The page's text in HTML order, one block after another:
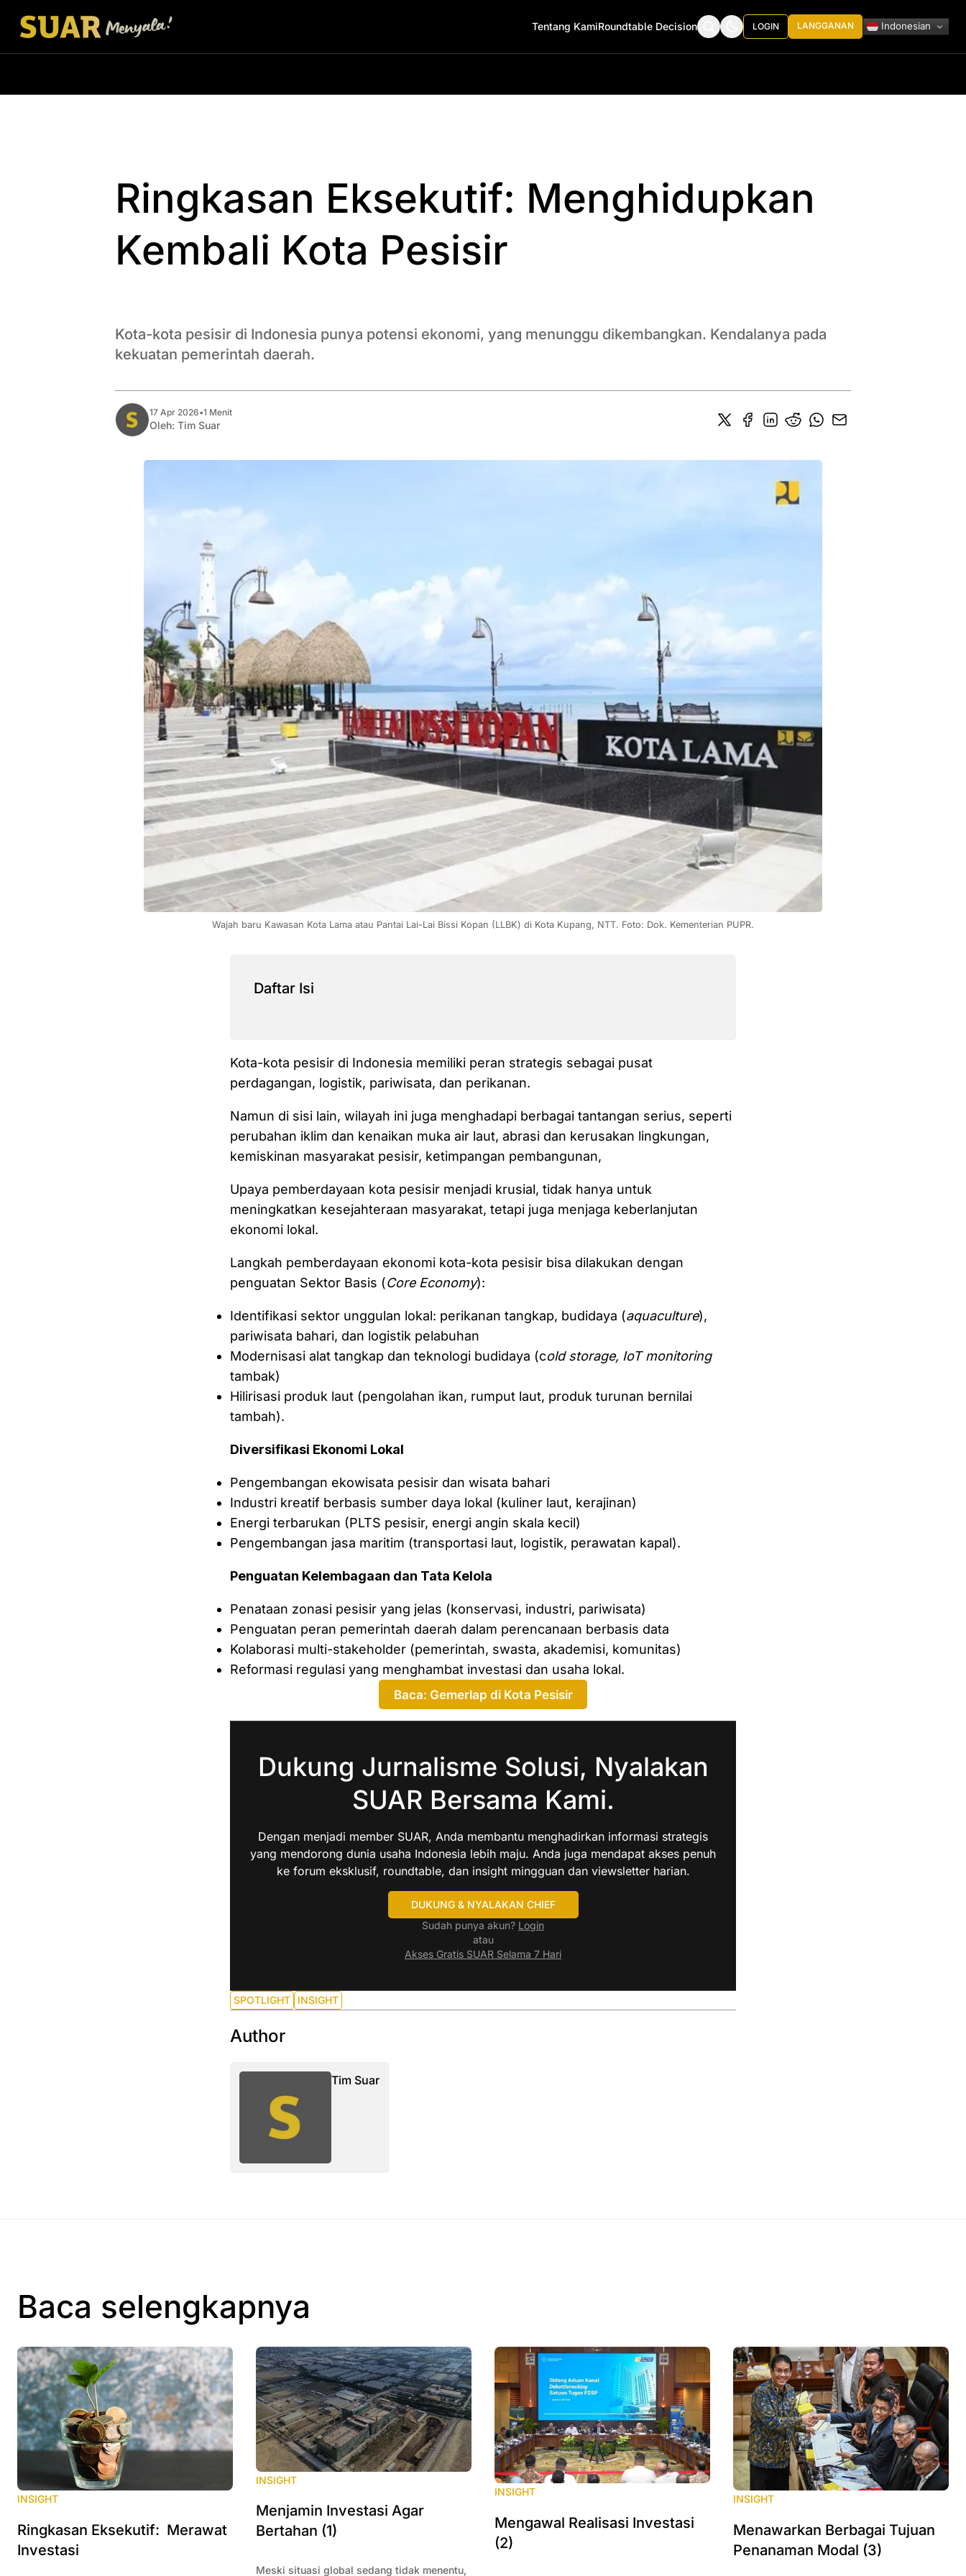
Tentang KamiRoundtable Decision LOGIN LANGGANAN Indonesian
Ringkasan Eksekutif: Menghidupkan
Kembali Kota Pesisir
Kota-kota pesisir di Indonesia punya potensi ekonomi, yang menunggu dikembangkan. Kendalanya pada
kekuatan pemerintah daerah.
17 Apr 2026•1 Menit
Oleh: Tim Suar
Wajah baru Kawasan Kota Lama atau Pantai Lai-Lai Bissi Kopan (LLBK) di Kota Kupang, NTT. Foto: Dok. Kementerian PUPR.
Daftar Isi
Kota-kota pesisir di Indonesia memiliki peran strategis sebagai pusat
perdagangan, logistik, pariwisata, dan perikanan.
Namun di sisi lain, wilayah ini juga menghadapi berbagai tantangan serius, seperti
perubahan iklim dan kenaikan muka air laut, abrasi dan kerusakan lingkungan,
kemiskinan masyarakat pesisir, ketimpangan pembangunan,
Upaya pemberdayaan kota pesisir menjadi krusial, tidak hanya untuk
meningkatkan kesejahteraan masyarakat, tetapi juga menjaga keberlanjutan
ekonomi lokal.
Langkah pemberdayaan ekonomi kota-kota pesisir bisa dilakukan dengan
penguatan Sektor Basis (Core Economy):
Identifikasi sektor unggulan lokal: perikanan tangkap, budidaya (aquaculture),
pariwisata bahari, dan logistik pelabuhan
Modernisasi alat tangkap dan teknologi budidaya (cold storage, IoT monitoring
tambak)
Hilirisasi produk laut (pengolahan ikan, rumput laut, produk turunan bernilai
tambah).
Diversifikasi Ekonomi Lokal
Pengembangan ekowisata pesisir dan wisata bahari
Industri kreatif berbasis sumber daya lokal (kuliner laut, kerajinan)
Energi terbarukan (PLTS pesisir, energi angin skala kecil)
Pengembangan jasa maritim (transportasi laut, logistik, perawatan kapal).
Penguatan Kelembagaan dan Tata Kelola
Penataan zonasi pesisir yang jelas (konservasi, industri, pariwisata)
Penguatan peran pemerintah daerah dalam perencanaan berbasis data
Kolaborasi multi-stakeholder (pemerintah, swasta, akademisi, komunitas)
Reformasi regulasi yang menghambat investasi dan usaha lokal.
Baca: Gemerlap di Kota Pesisir
Dukung Jurnalisme Solusi, Nyalakan
SUAR Bersama Kami.
Dengan menjadi member SUAR, Anda membantu menghadirkan informasi strategis
yang mendorong dunia usaha Indonesia lebih maju. Anda juga mendapat akses penuh
ke forum eksklusif, roundtable, dan insight mingguan dan viewsletter harian.
DUKUNG & NYALAKAN CHIEF
Sudah punya akun? Login
atau
Akses Gratis SUAR Selama 7 Hari
SPOTLIGHT INSIGHT
Author
Tim Suar
Baca selengkapnya
INSIGHT
Ringkasan Eksekutif: Merawat
Investasi
INSIGHT
Menjamin Investasi Agar
Bertahan (1)
Meski situasi global sedang tidak menentu,
INSIGHT
Mengawal Realisasi Investasi
(2)
INSIGHT
Menawarkan Berbagai Tujuan
Penanaman Modal (3)